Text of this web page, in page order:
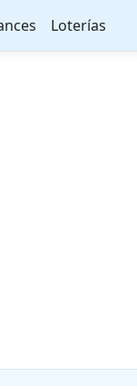
Loterías